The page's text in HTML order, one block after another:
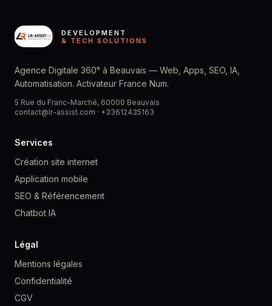
DEVELOPMENT
& TECH SOLUTIONS
Agence Digitale 360° à Beauvais — Web, Apps, SEO, IA,
Automatisation. Activateur France Num.
5 Rue du Franc-Marché, 60000 Beauvais
contact@lr-assist.com · +33612435163
Services
Création site internet
Application mobile
SEO & Référencement
Chatbot IA
Légal
Mentions légales
Confidentialité
CGV